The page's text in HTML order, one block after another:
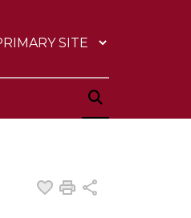
Dodaj do
Drukuj